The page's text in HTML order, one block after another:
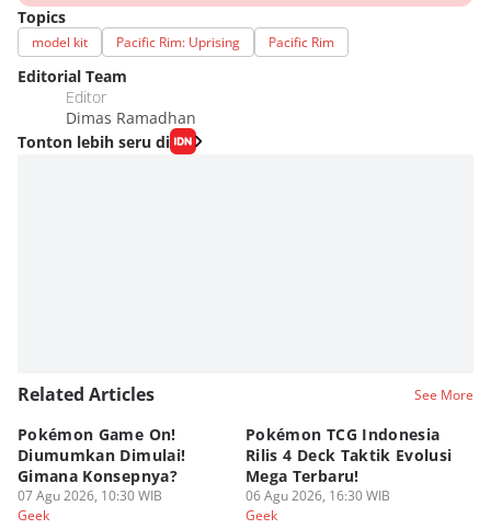
Topics
model kit Pacific Rim: Uprising Pacific Rim
Editorial Team
Editor
Dimas Ramadhan
Tonton lebih seru di
Related Articles See More
Pokémon Game On!
Diumumkan Dimulai!
Gimana Konsepnya?
07 Agu 2026, 10:30 WIB
Geek
Pokémon TCG Indonesia
Rilis 4 Deck Taktik Evolusi
Mega Terbaru!
06 Agu 2026, 16:30 WIB
Geek